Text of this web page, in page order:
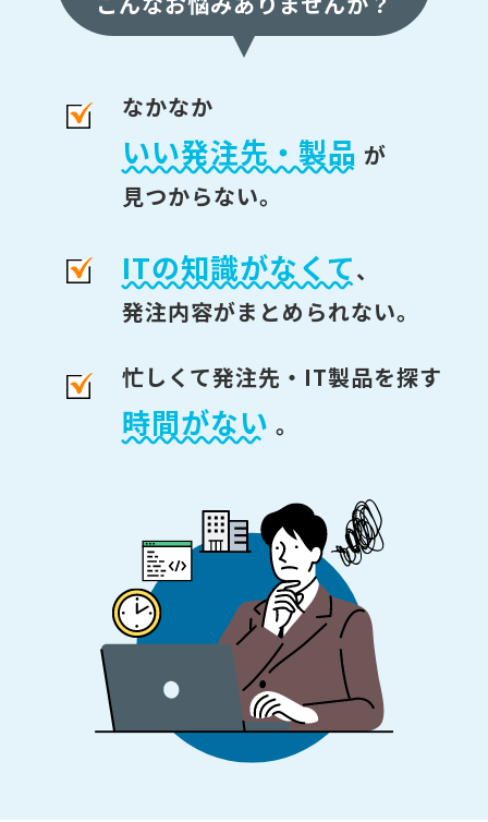
なかなか
いい発注先・製品 が
見つからない。
ITの知識がなくて、
発注内容がまとめられない。
忙しくて発注先・IT製品を探す
時間がない 。